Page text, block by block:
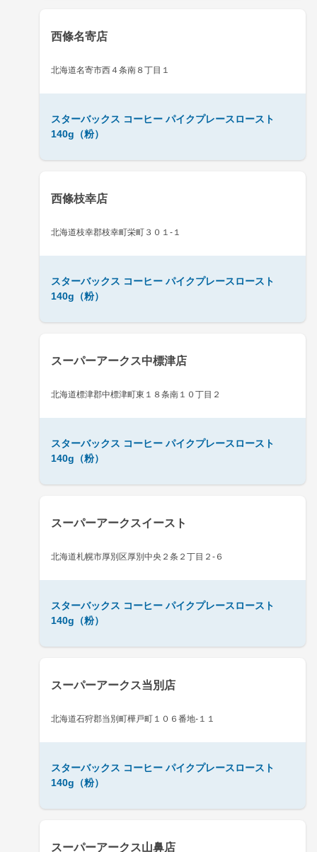
西條名寄店
北海道名寄市西４条南８丁目１
スターバックス コーヒー パイクプレースロースト
140g（粉）
西條枝幸店
北海道枝幸郡枝幸町栄町３０１-１
スターバックス コーヒー パイクプレースロースト
140g（粉）
スーパーアークス中標津店
北海道標津郡中標津町東１８条南１０丁目２
スターバックス コーヒー パイクプレースロースト
140g（粉）
スーパーアークスイースト
北海道札幌市厚別区厚別中央２条２丁目２-６
スターバックス コーヒー パイクプレースロースト
140g（粉）
スーパーアークス当別店
北海道石狩郡当別町樺戸町１０６番地-１１
スターバックス コーヒー パイクプレースロースト
140g（粉）
スーパーアークス山鼻店